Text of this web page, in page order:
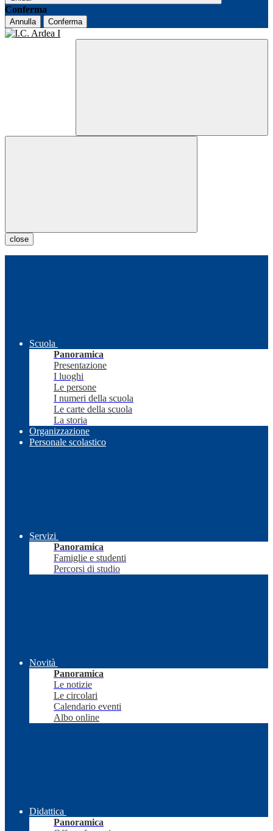
Conferma
Annulla Conferma
close
Scuola
Panoramica
Presentazione
I luoghi
Le persone
I numeri della scuola
Le carte della scuola
La storia
Organizzazione
Personale scolastico
Servizi
Panoramica
Famiglie e studenti
Percorsi di studio
Novità
Panoramica
Le notizie
Le circolari
Calendario eventi
Albo online
Didattica
Panoramica